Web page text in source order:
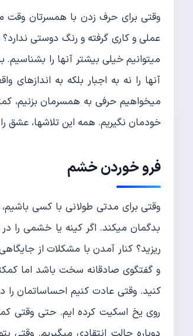
وقتی برای حرف زدن با همسرتان وقت
عملی و کاری گرفته و رنگ دوستی
میتوانیم خیلی بیشتر آنها را
آنها را نه به اجبار بلکه به
میخواهیم حرفی به همسرمان بزنیم،
خودمان نگیریم. همه این تلاشها، عشق
فرو خوردن خشم
وقتی برای مدتی طولانی با کسی
بدگمان میکند. اگر کینه یا خشمی را
ریزید؟ کنار آمدن با مشکلات از
و گفتگوی صادقانه سخت باشد اما
کنید. وقتی عادت کنیم احساساتمان را
روی یخ اسکیت کرده ایم. حتی وقتی